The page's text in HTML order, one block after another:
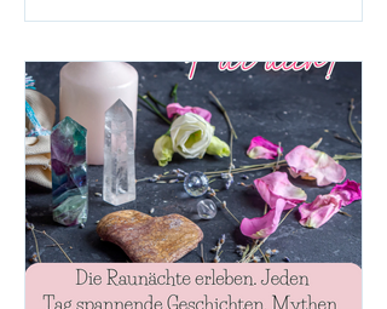
hilft nichts, ich muss funktionieren."
Auch Sätze wie: "Ich habe gar keine
Zeit mehr für mich." Mache dir bitte
immer bewusst - du bist ein
wichtiger Teil der Familie und das
Stimm